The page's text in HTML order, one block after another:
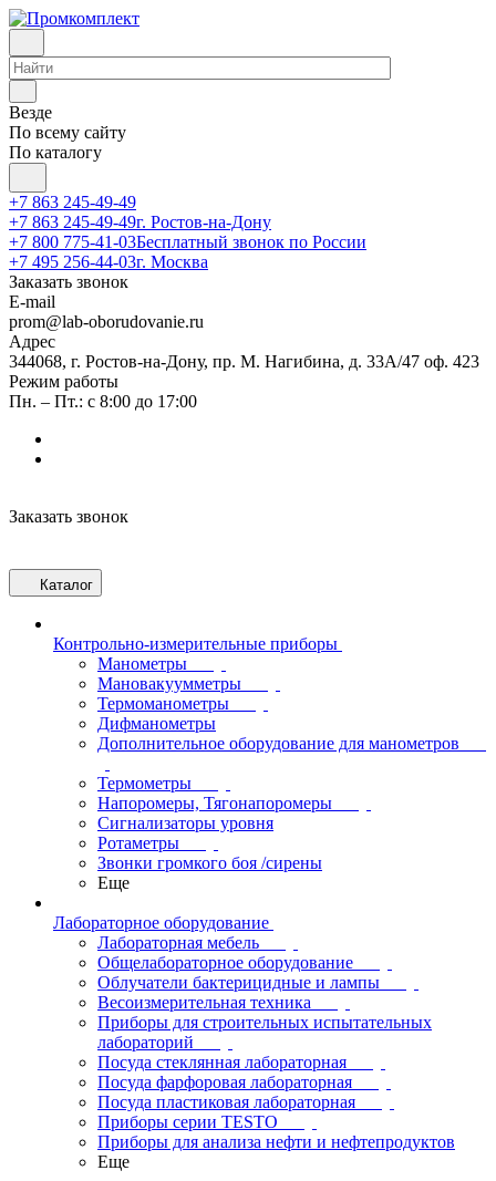
Везде
По всему сайту
По каталогу
+7 863 245-49-49
+7 863 245-49-49г. Ростов-на-Дону
+7 800 775-41-03Бесплатный звонок по России
+7 495 256-44-03г. Москва
Заказать звонок
E-mail
prom@lab-oborudovanie.ru
Адрес
344068, г. Ростов-на-Дону, пр. М. Нагибина, д. 33А/47 оф. 423
Режим работы
Пн. – Пт.: с 8:00 до 17:00
Заказать звонок
Каталог
Контрольно-измерительные приборы
Манометры
Мановакуумметры
Термоманометры
Дифманометры
Дополнительное оборудование для манометров
Термометры
Напоромеры, Тягонапоромеры
Сигнализаторы уровня
Ротаметры
Звонки громкого боя /сирены
Еще
Лабораторное оборудование
Лабораторная мебель
Общелабораторное оборудование
Облучатели бактерицидные и лампы
Весоизмерительная техника
Приборы для строительных испытательных
лабораторий
Посуда стеклянная лабораторная
Посуда фарфоровая лабораторная
Посуда пластиковая лабораторная
Приборы серии TESTO
Приборы для анализа нефти и нефтепродуктов
Еще